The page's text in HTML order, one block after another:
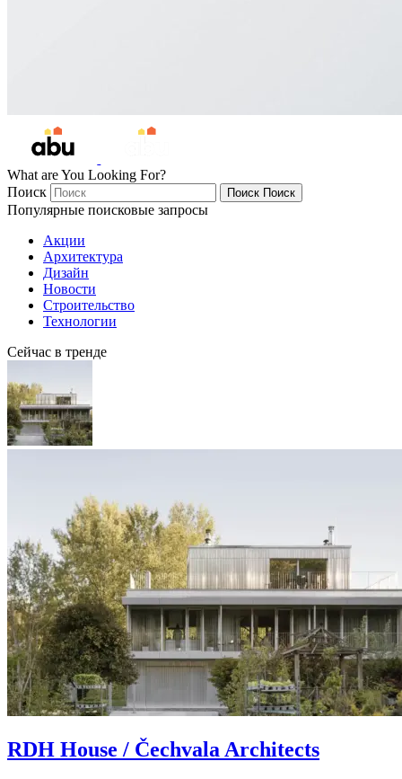
What are You Looking For?
Поиск
Поиск Поиск
Популярные поисковые запросы
Акции
Архитектура
Дизайн
Новости
Строительство
Технологии
Сейчас в тренде
RDH House / Čechvala Architects